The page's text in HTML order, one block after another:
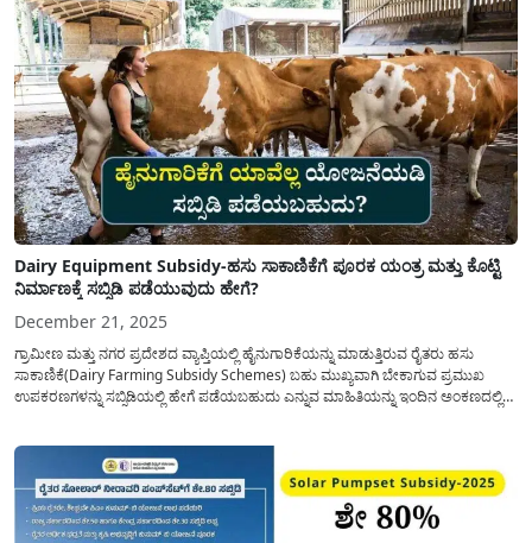
Dairy Equipment Subsidy-ಹಸು ಸಾಕಾಣಿಕೆಗೆ ಪೂರಕ ಯಂತ್ರ ಮತ್ತು ಕೊಟ್ಟಿ
ನಿರ್ಮಾಣಕ್ಕೆ ಸಬ್ಸಿಡಿ ಪಡೆಯುವುದು ಹೇಗೆ?
December 21, 2025
ಗ್ರಾಮೀಣ ಮತ್ತು ನಗರ ಪ್ರದೇಶದ ವ್ಯಾಪ್ತಿಯಲ್ಲಿ ಹೈನುಗಾರಿಕೆಯನ್ನು ಮಾಡುತ್ತಿರುವ ರೈತರು ಹಸು
ಸಾಕಾಣಿಕೆ(Dairy Farming Subsidy Schemes) ಬಹು ಮುಖ್ಯವಾಗಿ ಬೇಕಾಗುವ ಪ್ರಮುಖ
ಉಪಕರಣಗಳನ್ನು ಸಬ್ಸಿಡಿಯಲ್ಲಿ ಹೇಗೆ ಪಡೆಯಬಹುದು ಎನ್ನುವ ಮಾಹಿತಿಯನ್ನು ಇಂದಿನ ಅಂಕಣದಲ್ಲಿ